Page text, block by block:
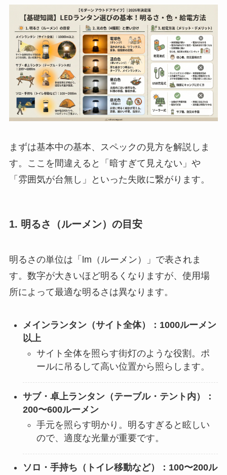
まずは基本中の基本、スペックの見方を解説しま
す。ここを間違えると「暗すぎて見えない」や
「雰囲気が台無し」といった失敗に繋がります。
1. 明るさ（ルーメン）の目安
明るさの単位は「lm（ルーメン）」で表されま
す。数字が大きいほど明るくなりますが、使用場
所によって最適な明るさは異なります。
メインランタン（サイト全体）：1000ルーメン
以上
サイト全体を照らす街灯のような役割。ポ
ールに吊るして高い位置から照らします。
サブ・卓上ランタン（テーブル・テント内）：
200〜600ルーメン
手元を照らす明かり。明るすぎると眩しい
ので、適度な光量が重要です。
ソロ・手持ち（トイレ移動など）：100〜200ル